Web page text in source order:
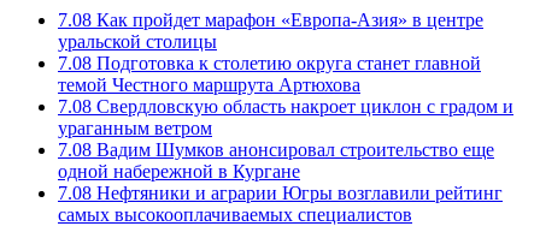
7.08 Как пройдет марафон «Европа-Азия» в центре
уральской столицы
7.08 Подготовка к столетию округа станет главной
темой Честного маршрута Артюхова
7.08 Свердловскую область накроет циклон с градом и
ураганным ветром
7.08 Вадим Шумков анонсировал строительство еще
одной набережной в Кургане
7.08 Нефтяники и аграрии Югры возглавили рейтинг
самых высокооплачиваемых специалистов